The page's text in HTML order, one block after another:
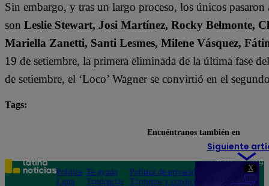
X
Sin embargo, y tras un largo proceso, los únicos
son Leslie Stewart, Josi Martínez, Rocky Belmonte,
Mariella Zanetti, Santi Lesmes, Milene Vásquez,
19 de setiembre, la primera eliminada de la última fase
de setiembre, el ‘Loco’ Wagner se convirtió en el
Tags:
Siguiente
Encuéntranos también en
Política
Lima
Te ayudo
Tendencias
Política de privacidad
Términos y condiciones
Teléfono: 219
Av. San